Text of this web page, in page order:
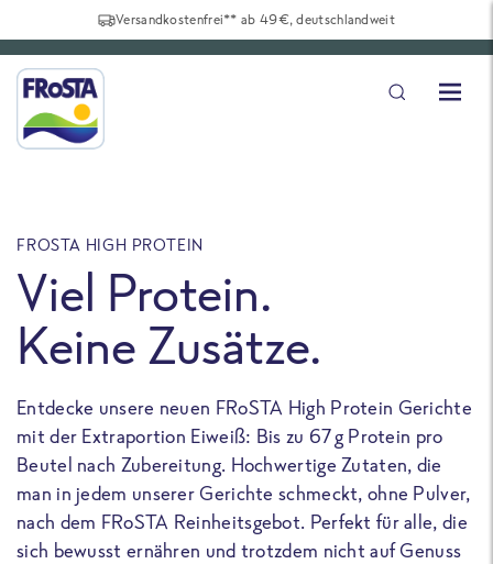
Versandkostenfrei** ab 49€, deutschlandweit
FROSTA HIGH PROTEIN
Viel Protein.
Keine Zusätze.
Entdecke unsere neuen FRoSTA High Protein Gerichte
mit der Extraportion Eiweiß: Bis zu 67 g Protein pro
Beutel nach Zubereitung. Hochwertige Zutaten, die
man in jedem unserer Gerichte schmeckt, ohne Pulver,
nach dem FRoSTA Reinheitsgebot. Perfekt für alle, die
sich bewusst ernähren und trotzdem nicht auf Genuss